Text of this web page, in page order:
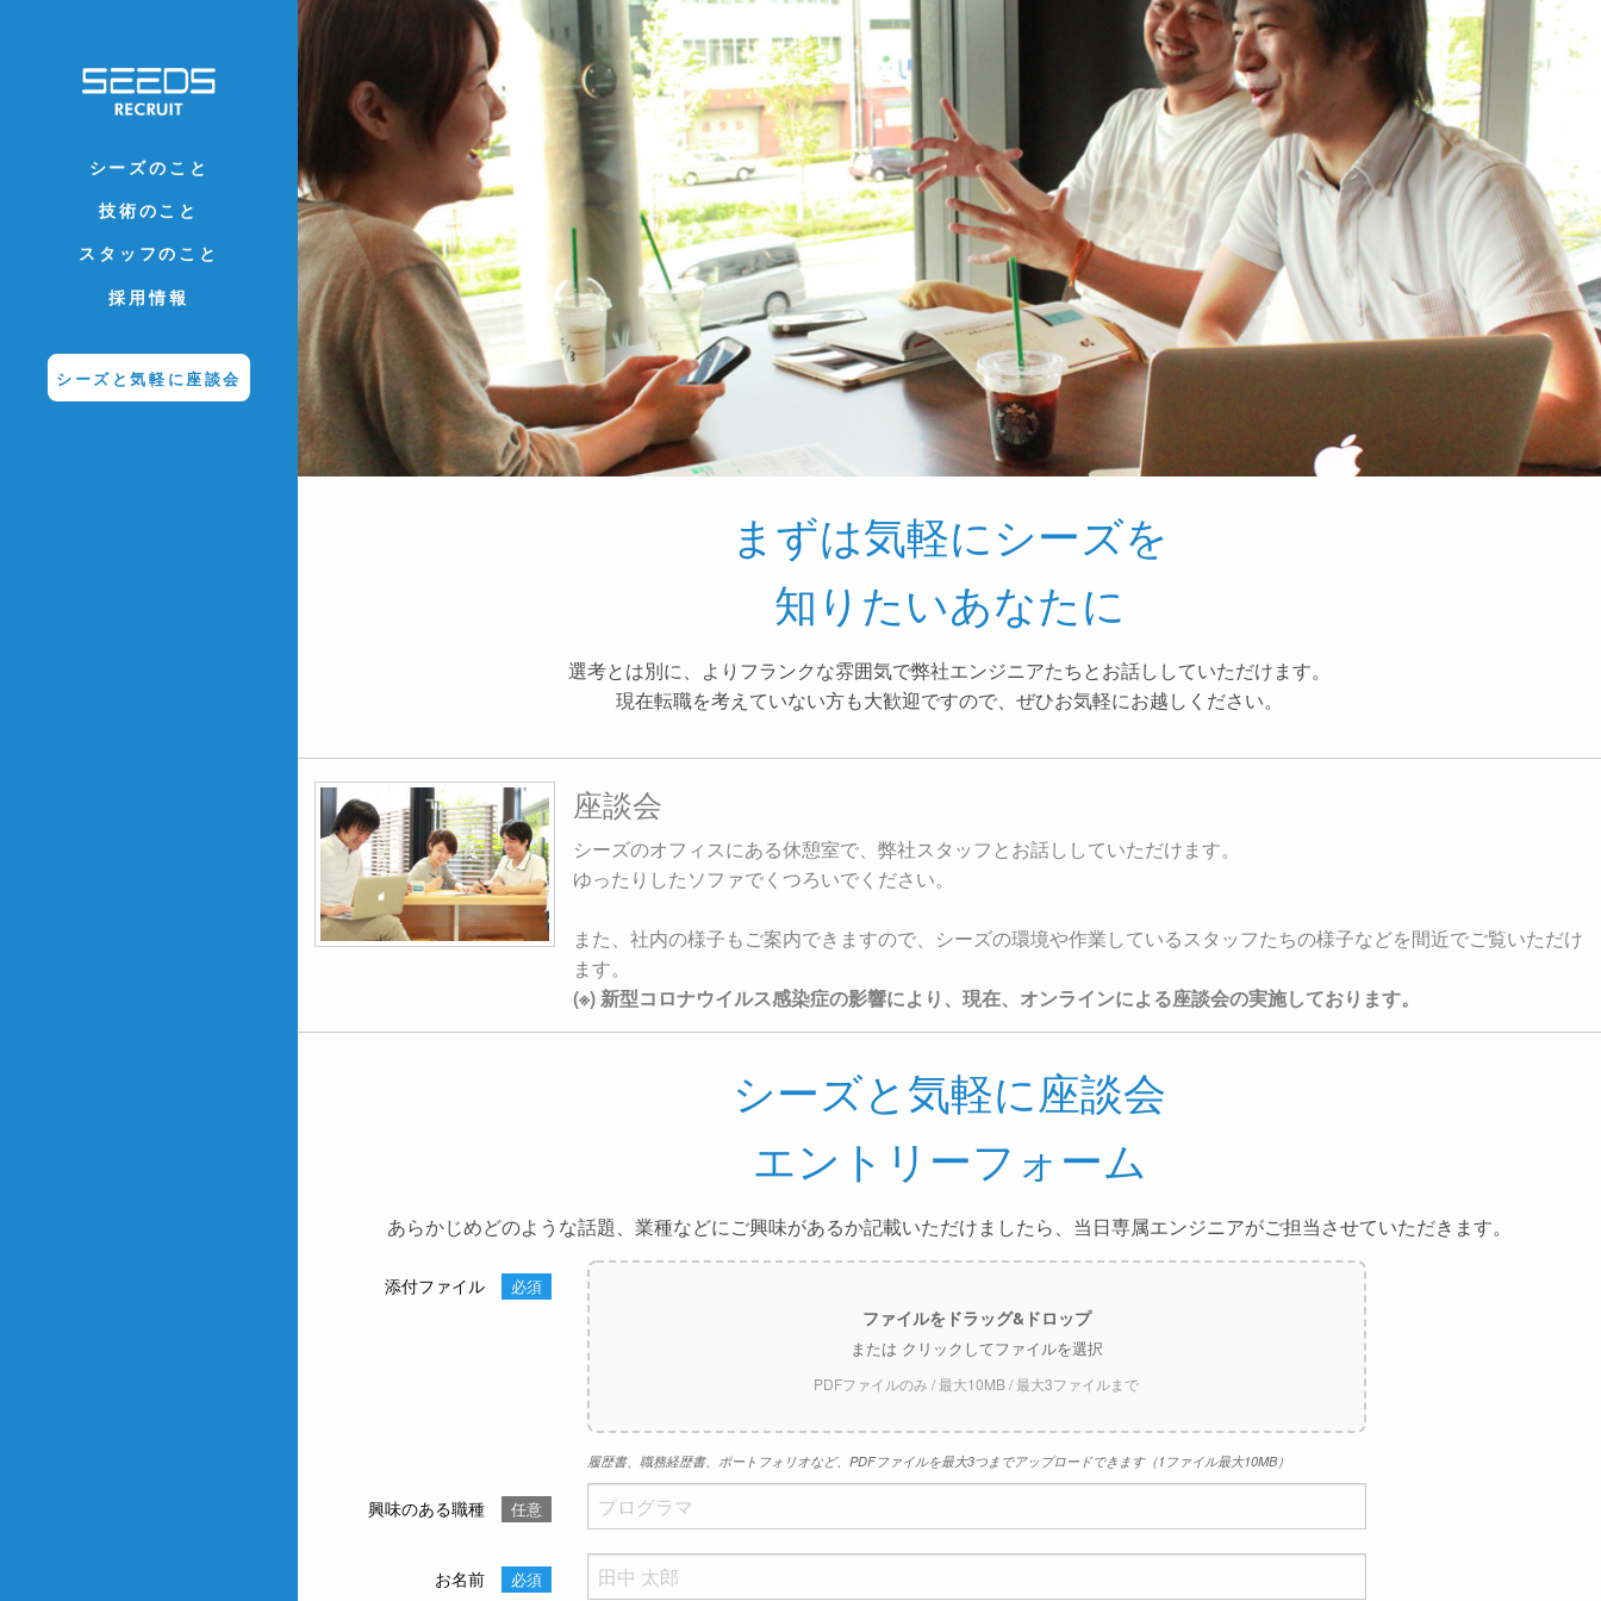
シーズのこと
技術のこと
スタッフのこと
採用情報
シーズと気軽に座談会
まずは気軽にシーズを
知りたいあなたに
選考とは別に、よりフランクな雰囲気で弊社エンジニアたちとお話ししていただけます。
現在転職を考えていない方も大歓迎ですので、ぜひお気軽にお越しください。
座談会
シーズのオフィスにある休憩室で、弊社スタッフとお話ししていただけます。
ゆったりしたソファでくつろいでください。
また、社内の様子もご案内できますので、シーズの環境や作業しているスタッフたちの様子などを間近でご覧いただけ
ます。
(※) 新型コロナウイルス感染症の影響により、現在、オンラインによる座談会の実施しております。
シーズと気軽に座談会
エントリーフォーム
あらかじめどのような話題、業種などにご興味があるか記載いただけましたら、当日専属エンジニアがご担当させていただきます。
添付ファイル 必須
ファイルをドラッグ&ドロップ
または クリックしてファイルを選択
PDFファイルのみ / 最大10MB / 最大3ファイルまで
履歴書、職務経歴書、ポートフォリオなど、PDFファイルを最大3つまでアップロードできます（1ファイル最大10MB）
興味のある職種 任意
お名前 必須